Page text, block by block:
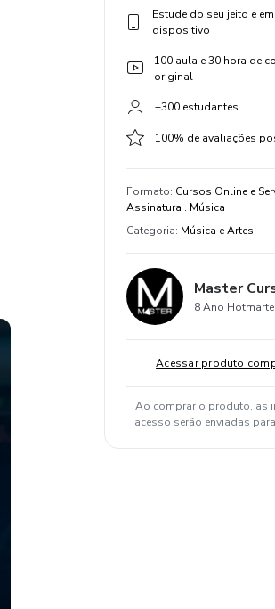
Estude do seu jeito e
dispositivo
100 aula e 30 hora de
original
+300 estudantes
100% de avaliações
Formato: Cursos Online e
Assinatura . Música
Categoria: Música e Artes
Master
8 Ano
Acessar produto
Ao comprar o produto, as
acesso serão enviadas